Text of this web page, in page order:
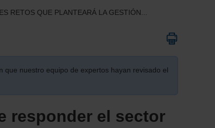
RETOS QUE PLANTEARÁ LA GESTIÓN...
nuestro equipo de expertos hayan revisado el
responder el sector